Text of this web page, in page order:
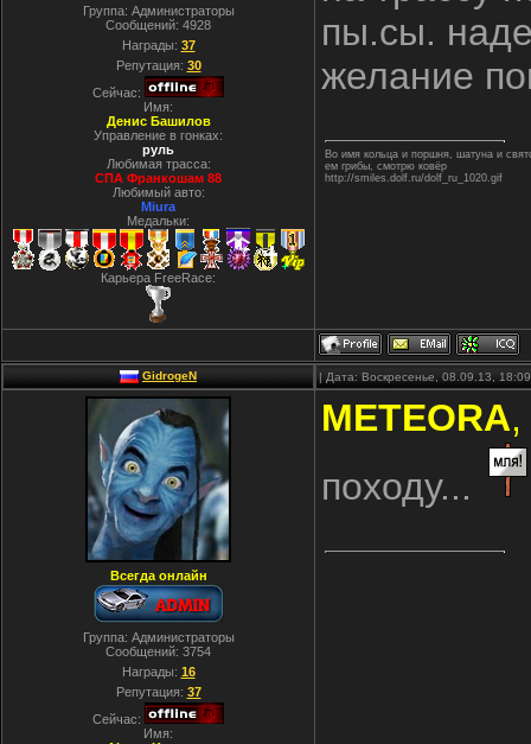
Группа: Администраторы
Сообщений: 4928
Награды: 37
Репутация: 30
Сейчас:
Имя:
Денис Башилов
Управление в гонках:
руль
Любимая трасса:
СПА Франкошам 88
Любимый авто:
Miura
Медальки:
Карьера FreeRace:
пы.сы.
желание
Во имя кольца и поршня, шатуна и
ем грибы, смотрю ковёр
http://smiles.dolf.ru/dolf_ru_1020.gif
GidrogeN | Дата: Воскресенье, 08.09.13,
Всегда онлайн
Группа: Администраторы
Сообщений: 3754
Награды: 16
Репутация: 37
Сейчас:
Имя:
METEORA,
походу...